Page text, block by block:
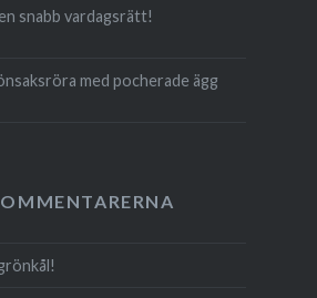
snabb vardagsrätt!
med poche­rade ägg